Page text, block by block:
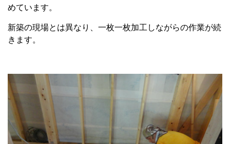
めています。
新築の現場とは異なり、一枚一枚加工しながらの作業が続
きます。